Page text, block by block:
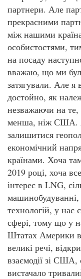
партнери. Але
прекрасними
між нашими
особистостями,
на посаду
вважаю, що ми
затягували. Але
достойно, як
незважаючи на
менша, ніж США.
залишитися
економічний
країнами. Хоча
2019 році, хоча
інтерес в LNG,
машинобудуванні,
технологій, у нас
сфері, тому що у
Штатах Америки
великі речі,
взаємодії зі США,
вистачало